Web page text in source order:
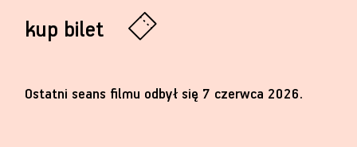
kup bilet
Ostatni seans filmu odbył się 7 czerwca 2026.